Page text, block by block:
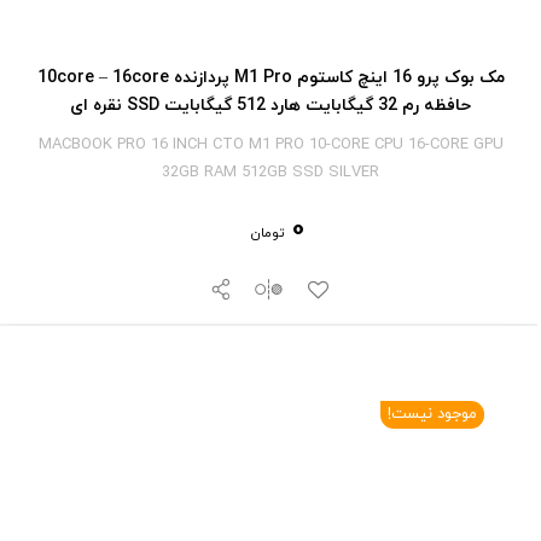
مک بوک پرو 16 اینچ کاستوم M1 Pro پردازنده 10core – 16core
حافظه رم 32 گیگابایت هارد 512 گیگابایت SSD نقره ای
MACBOOK PRO 16 INCH CTO M1 PRO 10-CORE CPU 16-CORE GPU
32GB RAM 512GB SSD SILVER
0 تومان
موجود نیست!